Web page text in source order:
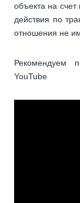
объекта на
действия по
отношения не
Рекомендуем
YouTube